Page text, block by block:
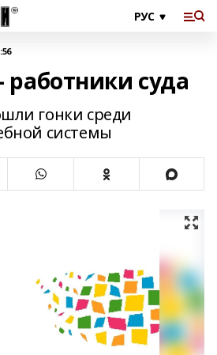
суда
гонки среди
системы